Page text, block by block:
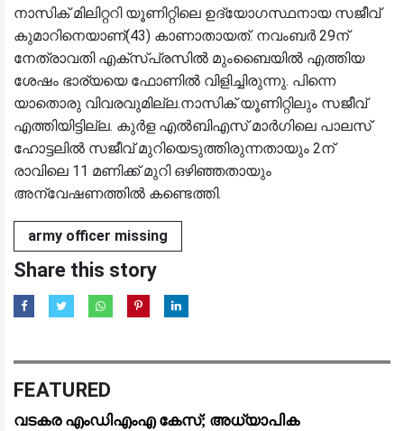
നാസിക് മിലിറ്ററി യൂണിറ്റിലെ ഉദ്യോഗസ്ഥനായ സജീവ്
കുമാറിനെയാണ്(43) കാണാതായത്. നവംബർ 29ന്
നേത്രാവതി എക്‌സ്പ്രസിൽ മുംബൈയിൽ എത്തിയ
ശേഷം ഭാര്യയെ ഫോണിൽ വിളിച്ചിരുന്നു. പിന്നെ
യാതൊരു വിവരവുമില്ല.നാസിക് യൂണിറ്റിലും സജീവ്
എത്തിയിട്ടില്ല. കുർള എൽബിഎസ് മാർഗിലെ പാലസ്
ഹോട്ടലിൽ സജീവ് മുറിയെടുത്തിരുന്നതായും 2ന്
രാവിലെ 11 മണിക്ക് മുറി ഒഴിഞ്ഞതായും
അന്വേഷണത്തിൽ കണ്ടെത്തി.
army officer missing
Share this story
FEATURED
വടകര എംഡിഎംഎ കേസ്; അധ്യാപിക